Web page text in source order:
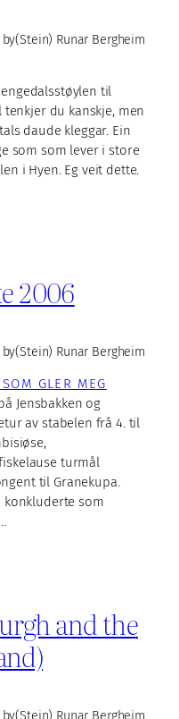
(Stein) Runar Bergheim
til
tenkjer du kanskje, men
daude kleggar. Ein
som som lever i store
i Hyen. Eg veit dette.
2006
(Stein) Runar Bergheim
GLER MEG
Jensbakken og
av stabelen frå 4. til
turmål
til Granekupa.
konkluderte som
and the
(Stein) Runar Bergheim